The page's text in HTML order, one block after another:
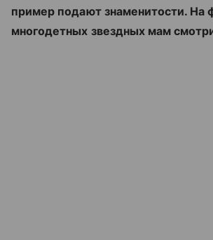
пример подают знаменитости. На
многодетных звездных мам